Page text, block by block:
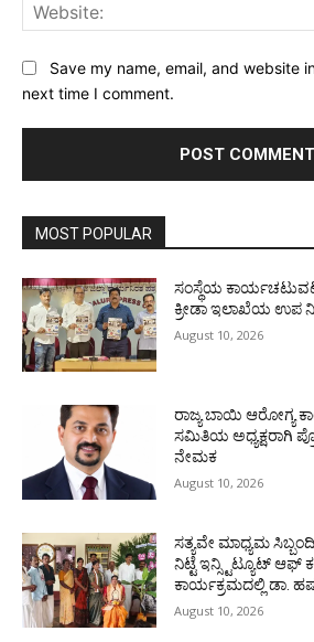
Save my name, email, and website
next time I comment.
MOST POPULAR
ಸಂಸ್ಥೆಯ
ಕ್ರೀಡಾ ಇಲಾಖೆಯ ಉಪ
August 10, 2026
ರಾಜ್ಯ ಬಾಯಿ ಆರೋಗ್ಯ
ಸಮಿತಿಯ ಅಧ್ಯಕ್ಷರಾಗಿ
ನೇಮಕ
August 10, 2026
ಸತ್ಯವೇ ಮಾಧ್ಯಮ
ನಿಟ್ಟೆ ಇನ್ಸ್ಟಿಟ್ಯೂಟ್ ಆಫ್
ಕಾರ್ಯಕ್ರಮದಲ್ಲಿ ಡಾ.
August 10, 2026